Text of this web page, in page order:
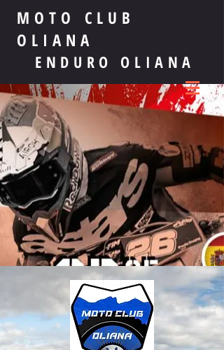
MOTO CLUB
OLIANA
ENDURO OLIANA